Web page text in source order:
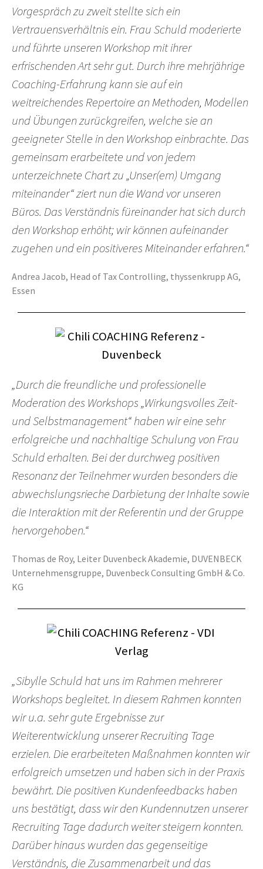
Vorgespräch zu zweit stellte sich ein
Vertrauensverhältnis ein. Frau Schuld moderierte
und führte unseren Workshop mit ihrer
erfrischenden Art sehr gut. Durch ihre mehrjährige
Coaching-Erfahrung kann sie auf ein
weitreichendes Repertoire an Methoden, Modellen
und Übungen zurückgreifen, welche sie an
geeigneter Stelle in den Workshop einbrachte. Das
gemeinsam erarbeitete und von jedem
unterzeichnete Chart zu „Unser(em) Umgang
miteinander“ ziert nun die Wand vor unseren
Büros. Das Verständnis füreinander hat sich durch
den Workshop erhöht; wir können aufeinander
zugehen und ein positiveres Miteinander erfahren.“
Andrea Jacob, Head of Tax Controlling, thyssenkrupp AG,
Essen
„Durch die freundliche und professionelle
Moderation des Workshops „Wirkungsvolles Zeit-
und Selbstmanagement“ haben wir eine sehr
erfolgreiche und nachhaltige Schulung von Frau
Schuld erhalten. Bei der durchweg positiven
Resonanz der Teilnehmer wurden besonders die
abwechslungsrieche Darbietung der Inhalte sowie
die Interaktion mit der Referentin und der Gruppe
hervorgehoben.“
Thomas de Roy, Leiter Duvenbeck Akademie, DUVENBECK
Unternehmensgruppe, Duvenbeck Consulting GmbH & Co.
KG
„Sibylle Schuld hat uns im Rahmen mehrerer
Workshops begleitet. In diesem Rahmen konnten
wir u.a. sehr gute Ergebnisse zur
Weiterentwicklung unserer Recruiting Tage
erzielen. Die erarbeiteten Maßnahmen konnten wir
erfolgreich umsetzen und haben sich in der Praxis
bewährt. Die positiven Kundenfeedbacks haben
uns bestätigt, dass wir den Kundennutzen unserer
Recruiting Tage dadurch weiter steigern konnten.
Darüber hinaus wurden das gegenseitige
Verständnis, die Zusammenarbeit und das